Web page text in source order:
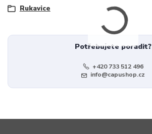
Rukavice
Potřebujete poradit?
+420 733 512 496
info@capushop.cz